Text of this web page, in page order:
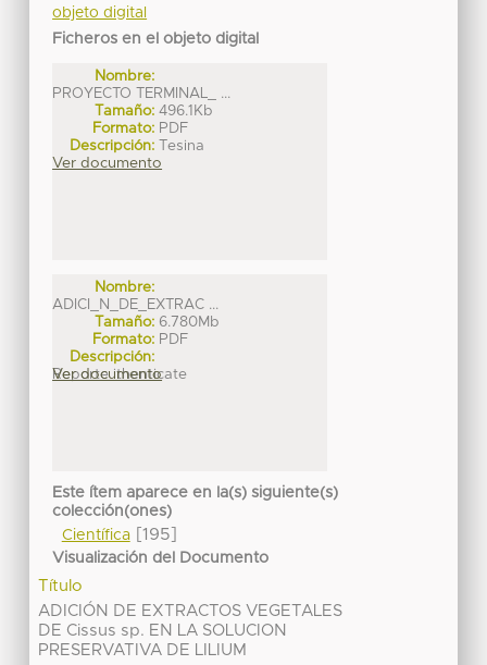
objeto digital
Ficheros en el objeto digital
Nombre:
PROYECTO TERMINAL_ ...
Tamaño: 496.1Kb
Formato: PDF
Descripción: Tesina
Ver documento
Nombre:
ADICI_N_DE_EXTRAC ...
Tamaño: 6.780Mb
Formato: PDF
Descripción:
Reporte ithenticate
Ver documento
Este ítem aparece en la(s) siguiente(s)
colección(ones)
Científica[195]
Visualización del Documento
Título
ADICIÓN DE EXTRACTOS VEGETALES
DE Cissus sp. EN LA SOLUCION
PRESERVATIVA DE LILIUM